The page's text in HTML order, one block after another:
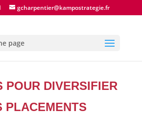
gcharpentier@kampostrategie.fr
page
POUR DIVERSIFIER
PLACEMENTS